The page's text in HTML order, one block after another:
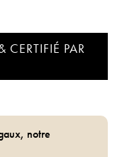
CERTIFIÉ PAR
notre